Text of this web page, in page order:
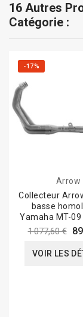
16 Autres
Catégorie :
-17%
Arrow
Collecteur
basse
Yamaha MT-
1 077,60 €
VOIR LES